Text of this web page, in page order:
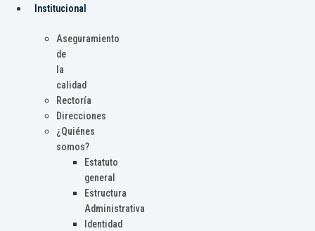
Institucional
Aseguramiento
de
la
calidad
Rectoría
Direcciones
¿Quiénes
somos?
Estatuto
general
Estructura
Administrativa
Identidad